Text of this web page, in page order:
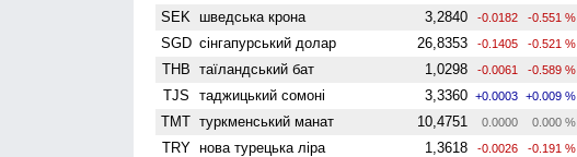
SEK шведська крона 3,2840 -0.0182 -0.551 %
SGD сінгапурський долар 26,8353 -0.1405 -0.521 %
THB таїландський бат 1,0298 -0.0061 -0.589 %
TJS таджицький сомоні 3,3360 +0.0003 +0.009 %
TMT туркменський манат 10,4751 0.0000 0.000 %
TRY нова турецька ліра 1,3618 -0.0026 -0.191 %